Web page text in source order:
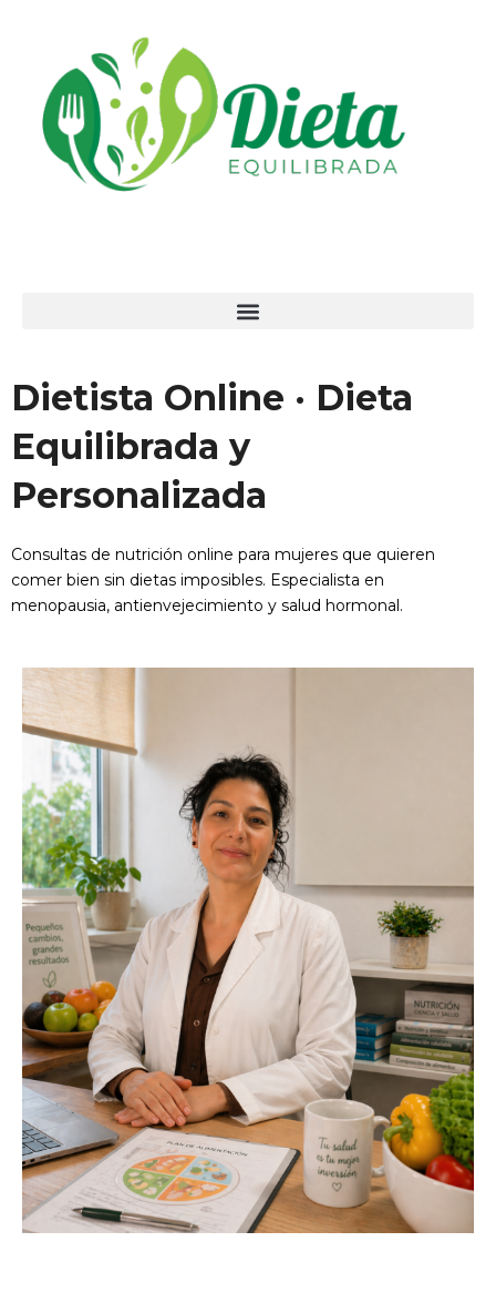
Dietista Online · Dieta
Equilibrada y
Personalizada
Consultas de nutrición online para mujeres que quieren
comer bien sin dietas imposibles. Especialista en
menopausia, antienvejecimiento y salud hormonal.